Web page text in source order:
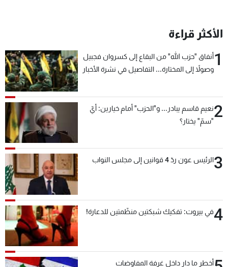
الأكثر قراءة
1أنفاق "حزب الله" من البقاع إلى كسروان فجبيل
وصولاً إلى المختارة... التفاصيل في نشرة الأخبار
2نعيم قاسم يبادر... و"الحزب" أمام خيارين: أيّ
"سمّ" يختار؟
3الرئيس عون ردّ 4 قوانين إلى مجلس النواب
4في بيروت: تفكيك شبكتين منظّمتين للدعارة!
أخطر ما دار داخل غرفة المفاوضات